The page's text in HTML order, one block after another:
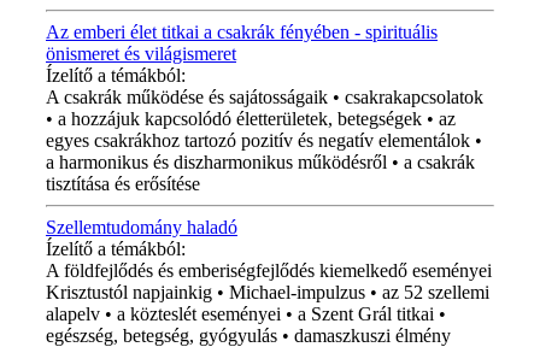
Az emberi élet titkai a csakrák fényében - spirituális
önismeret és világismeret
Ízelítő a témákból:
A csakrák működése és sajátosságaik • csakrakapcsolatok
• a hozzájuk kapcsolódó életterületek, betegségek • az
egyes csakrákhoz tartozó pozitív és negatív elementálok •
a harmonikus és diszharmonikus működésről • a csakrák
tisztítása és erősítése
Szellemtudomány haladó
Ízelítő a témákból:
A földfejlődés és emberiségfejlődés kiemelkedő eseményei
Krisztustól napjainkig • Michael-impulzus • az 52 szellemi
alapelv • a közteslét eseményei • a Szent Grál titkai •
egészség, betegség, gyógyulás • damaszkuszi élmény